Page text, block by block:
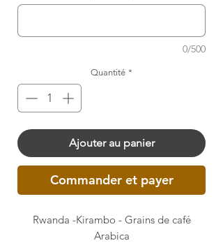
0/500
Quantité *
Ajouter au panier
Commander et payer
Rwanda -Kirambo - Grains de café
Arabica